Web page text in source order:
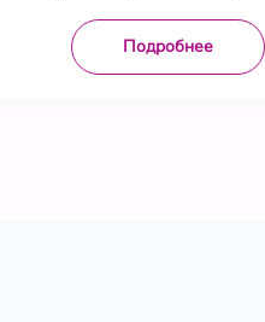
Подробнее